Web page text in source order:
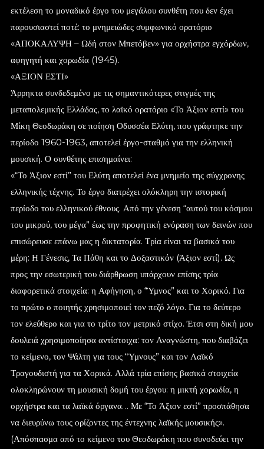
εκτέλεση το μοναδικό έργο του μεγάλου συνθέτη που δεν έχει
παρουσιαστεί ποτέ: το μνημειώδες συμφωνικό ορατόριο
«ΑΠΟΚΑΛΥΨΗ – Ωδή στον Μπετόβεν» για ορχήστρα εγχόρδων,
αφηγητή και χορωδία (1945).
«ΑΞΙΟΝ ΕΣΤΙ»
Άρρηκτα συνδεδεμένο με τις σημαντικότερες στιγμές της
μεταπολεμικής Ελλάδας, το λαϊκό ορατόριο «Το Άξιον εστί» του
Μίκη Θεοδωράκη σε ποίηση Οδυσσέα Ελύτη, που γράφτηκε την
περίοδο 1960-1963, αποτελεί έργο-σταθμό για την ελληνική
μουσική. Ο συνθέτης επισημαίνει:
«“Το Άξιον εστί” του Ελύτη αποτελεί ένα μνημείο της σύγχρονης
ελληνικής τέχνης. Το έργο διατρέχει ολόκληρη την ιστορική
περίοδο του ελληνικού έθνους. Από την γένεση “αυτού του κόσμου
του μικρού, του μέγα” έως την προφητική ενόραση των δεινών που
επισώρευσε επάνω μας η δικτατορία. Τρία είναι τα βασικά του
μέρη: Η Γένεσις, Τα Πάθη και το Δοξαστικόν (Άξιον εστί). Ως
προς την εσωτερική του διάρθρωση υπάρχουν επίσης τρία
διαφορετικά στοιχεία: η Αφήγηση, ο “Ύμνος” και το Χορικό. Για
το πρώτο ο ποιητής χρησιμοποιεί τον πεζό λόγο. Για το δεύτερο
τον ελεύθερο και για το τρίτο τον μετρικό στίχο. Έτσι στη δική μου
δουλειά χρησιμοποίησα αντίστοιχα: τον Αναγνώστη, που διαβάζει
το κείμενο, τον Ψάλτη για τους “Ύμνους” και τον Λαϊκό
Τραγουδιστή για τα Χορικά. Αλλά τρία επίσης βασικά στοιχεία
ολοκληρώνουν τη μουσική δομή του έργου: η μικτή χορωδία, η
ορχήστρα και τα λαϊκά όργανα… Με “Το Άξιον εστί” προσπάθησα
να διευρύνω τους ορίζοντες της έντεχνης λαϊκής μουσικής».
(Απόσπασμα από το κείμενο του Θεοδωράκη που συνοδεύει την